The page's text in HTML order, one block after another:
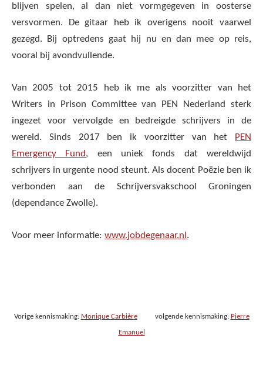
blijven spelen, al dan niet vormgegeven in oosterse
versvormen. De gitaar heb ik overigens nooit vaarwel
gezegd. Bij optredens gaat hij nu en dan mee op reis,
vooral bij avondvullende.
Van 2005 tot 2015 heb ik me als voorzitter van het
Writers in Prison Committee van PEN Nederland sterk
ingezet voor vervolgde en bedreigde schrijvers in de
wereld. Sinds 2017 ben ik voorzitter van het
PEN
Emergency Fund, een uniek fonds dat wereldwijd
schrijvers in urgente nood steunt. Als docent Poëzie ben ik
verbonden aan de Schrijversvakschool Groningen
(dependance Zwolle).
Voor meer informatie: www.jobdegenaar.nl .
Vorige kennismaking: Monique Carbièrevolgende kennismaking: Pierre
Emanuel